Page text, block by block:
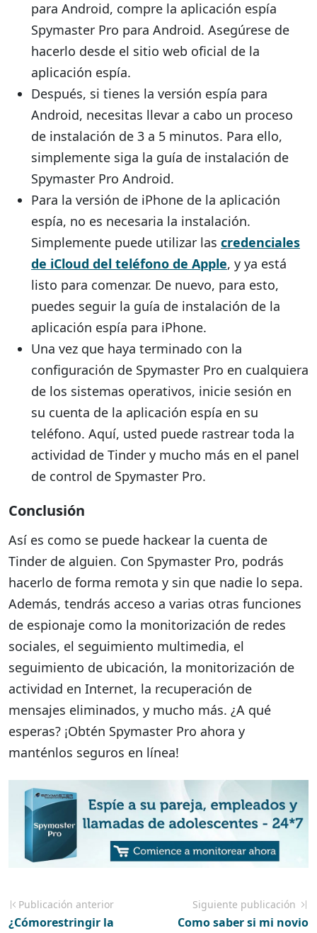
para Android, compre la aplicación espía
Spymaster Pro para Android. Asegúrese de
hacerlo desde el sitio web oficial de la
aplicación espía.
Después, si tienes la versión espía para
Android, necesitas llevar a cabo un proceso
de instalación de 3 a 5 minutos. Para ello,
simplemente siga la guía de instalación de
Spymaster Pro Android.
Para la versión de iPhone de la aplicación
espía, no es necesaria la instalación.
Simplemente puede utilizar las credenciales
de iCloud del teléfono de Apple, y ya está
listo para comenzar. De nuevo, para esto,
puedes seguir la guía de instalación de la
aplicación espía para iPhone.
Una vez que haya terminado con la
configuración de Spymaster Pro en cualquiera
de los sistemas operativos, inicie sesión en
su cuenta de la aplicación espía en su
teléfono. Aquí, usted puede rastrear toda la
actividad de Tinder y mucho más en el panel
de control de Spymaster Pro.
Conclusión
Así es como se puede hackear la cuenta de
Tinder de alguien. Con Spymaster Pro, podrás
hacerlo de forma remota y sin que nadie lo sepa.
Además, tendrás acceso a varias otras funciones
de espionaje como la monitorización de redes
sociales, el seguimiento multimedia, el
seguimiento de ubicación, la monitorización de
actividad en Internet, la recuperación de
mensajes eliminados, y mucho más. ¿A qué
esperas? ¡Obtén Spymaster Pro ahora y
manténlos seguros en línea!
Publicación anterior
¿Cómorestringir la
Siguiente publicación
Como saber si mi novio